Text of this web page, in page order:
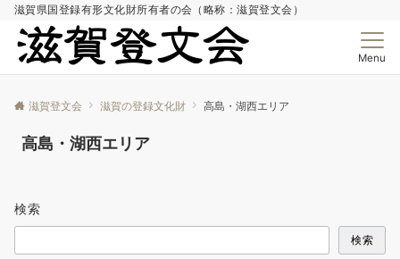
滋賀県国登録有形文化財所有者の会（略称：滋賀登文会）
Menu
滋賀登文会 滋賀の登録文化財 高島・湖西エリア
高島・湖西エリア
検索
検索